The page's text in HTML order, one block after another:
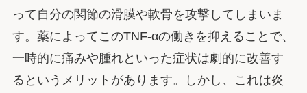
って自分の関節の滑膜や軟骨を攻撃してしまいま
す。薬によってこのTNF-αの働きを抑えることで、
一時的に痛みや腫れといった症状は劇的に改善す
るというメリットがあります。しかし、これは炎